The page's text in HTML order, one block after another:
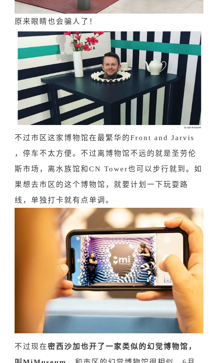
原来眼睛也会骗人了！
不过市区这家博物馆在最繁华的Front and Jarvis
，停车不太方便。不过离博物馆不远的就是圣劳伦
斯市场，离水族馆和CN Tower也可以步行就到。如
果想去市区的这个博物馆，就要计划一下玩耍路
线，单独打卡就有点单调。
不过现在密西沙加也开了一家类似的幻觉博物馆，